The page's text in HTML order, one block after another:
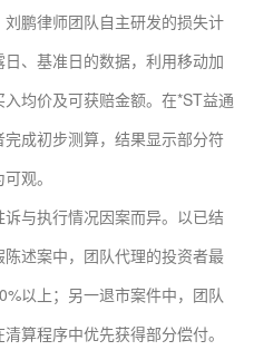
鹏律师团队自主研发的损失计
、基准日的数据，利用移动加
均价及可获赔金额。在*ST益通
成初步测算，结果显示部分符
观。
与执行情况因案而异。以已结
述案中，团队代理的投资者最
以上；另一退市案件中，团队
算程序中优先获得部分偿付。